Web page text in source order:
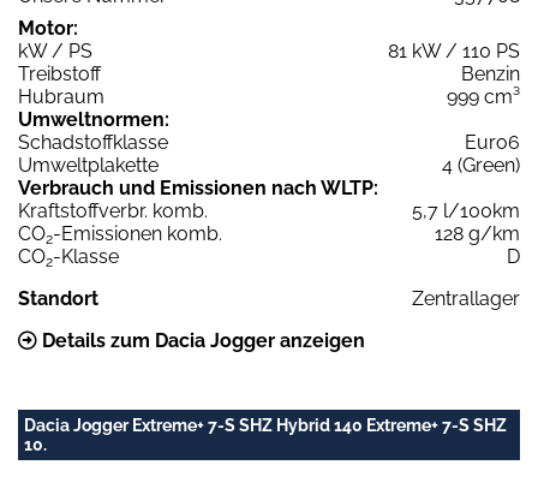
Motor:
kW / PS
81 kW / 110 PS
Treibstoff
Benzin
Hubraum
999 cm³
Umweltnormen:
Schadstoffklasse
Euro6
Umweltplakette
4 (Green)
Verbrauch und Emissionen nach WLTP:
Kraftstoffverbr. komb.
5,7 l/100km
CO2-Emissionen komb.
128 g/km
CO2-Klasse
D
Standort
Zentrallager
Details zum Dacia Jogger anzeigen
Dacia Jogger Extreme+ 7-S SHZ Hybrid 140 Extreme+ 7-S SHZ
10.